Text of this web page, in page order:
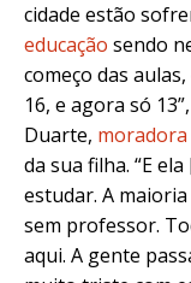
cidade estão
educação sendo
começo das
16, e agora só
Duarte, moradora
da sua filha. “E
estudar. A maioria
sem professor.
aqui. A gente